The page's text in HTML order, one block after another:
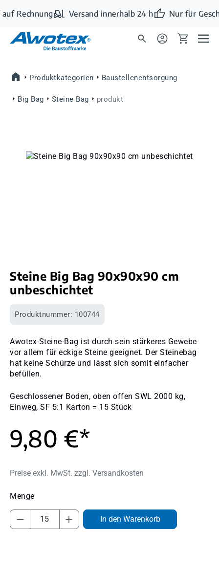
Zum Hauptinhalt springen
Rechnung Versand innerhalb 24 h Nur für
Produktkategorien Baustellenentsorgung
Big Bag Steine Bag produkt
Bildergalerie überspringen
Steine Big Bag 90x90x90 cm
unbeschichtet
Produktnummer: 100744
Awotex-Steine-Bag ist durch sein stärkeres Gewebe
vor allem für eckige Steine geeignet. Der Steinebag
hat keine Schürze und lässt sich somit einfacher
befüllen.
Geschlossener Boden, oben offen SWL 2000 kg,
Einweg, SF 5:1 Karton = 15 Stück
9,80 €*
Preise exkl. MwSt. zzgl. Versandkosten
Produkt Anzahl: Gib den gewünschten
In den Warenkorb